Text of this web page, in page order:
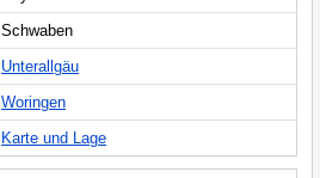
Schwaben
Unterallgäu
Woringen
Karte und Lage